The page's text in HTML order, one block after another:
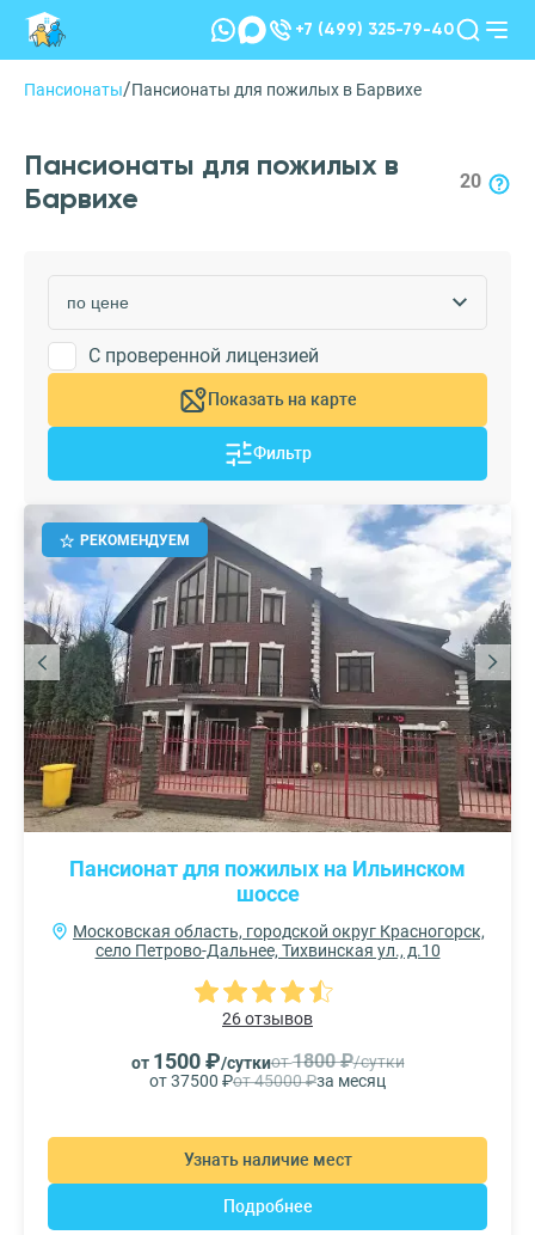
+7 (499) 325-79-40
Пансионаты/Пансионаты для пожилых в Барвихе
Пансионаты для пожилых в
Барвихе
20
С проверенной лицензией
Показать на карте
Фильтр
РЕКОМЕНДУЕМ
Пансионат для пожилых на Ильинском
шоссе
Московская область, городской округ Красногорск,
село Петрово-Дальнее, Тихвинская ул., д.10
26 отзывов
от 1500 ₽/суткиот1800 ₽/сутки
от 37500 ₽от 45000 ₽за месяц
Узнать наличие мест
Подробнее